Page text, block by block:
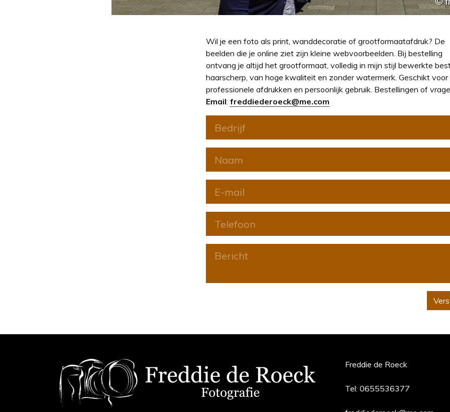
Wil je een foto als print, wanddecoratie of grootformaatafdruk? De
beelden die je online ziet zijn kleine webvoorbeelden. Bij bestelling
ontvang je altijd het grootformaat, volledig in mijn stijl bewerkte
haarscherp, van hoge kwaliteit en zonder watermerk. Geschikt voor
professionele afdrukken en persoonlijk gebruik. Bestellingen of
Email: freddiederoeck@me.com
Freddie de Roeck
Tel: 0655536377